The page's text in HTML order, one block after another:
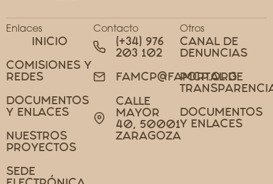
Enlaces
INICIO
COMISIONES Y
REDES
DOCUMENTOS
Y ENLACES
NUESTROS
PROYECTOS
SEDE
Contacto
(+34) 976
203 102
FAMCP@FAMCP.ORG
CALLE
MAYOR
40, 50001
ZARAGOZA
Otros
CANAL DE
DENUNCIAS
PORTAL DE
DOCUMENTOS
Y ENLACES